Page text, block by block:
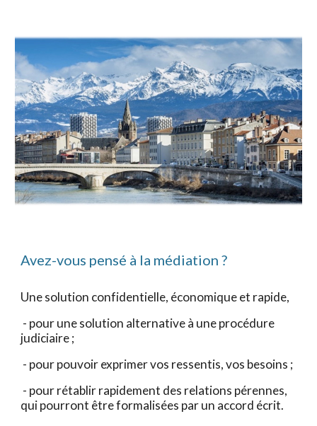
Avez-vous pensé à la médiation ?
Une solution confidentielle, économique et rapide,
- pour une solution alternative à une procédure
judiciaire ;
- pour pouvoir exprimer vos ressentis, vos besoins ;
- pour rétablir rapidement des relations pérennes,
qui pourront être formalisées par un accord écrit.